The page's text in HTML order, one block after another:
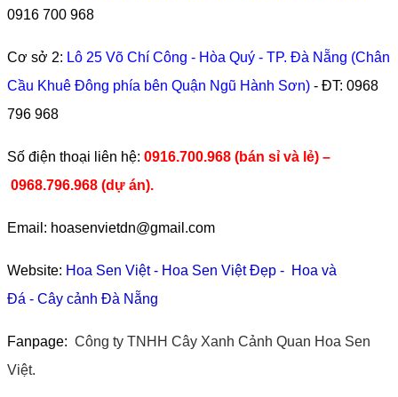
0916 700 968
Cơ sở 2: Lô 25 Võ Chí Công - Hòa Quý - TP. Đà Nẵng (Chân
Cầu Khuê Đông phía bên Quận Ngũ Hành Sơn) - ĐT: 0968
796 968
​Số điện thoại liên hệ: 0916.700.968 (bán sỉ và lẻ) –
0968.796.968 (dự án).
Email: hoasenvietdn@gmail.com
Website: Hoa Sen Việt- Hoa Sen Việt Đẹp - Hoa và
Đá - Cây cảnh Đà Nẵng
Fanpage: Công ty TNHH Cây Xanh Cảnh Quan Hoa Sen
Việt.